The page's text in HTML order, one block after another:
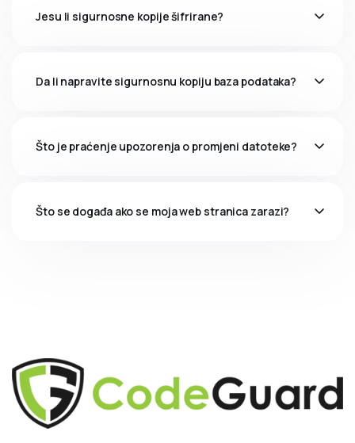
Jesu li sigurnosne kopije šifrirane?
Da li napravite sigurnosnu kopiju baza podataka?
Što je praćenje upozorenja o promjeni datoteke?
Što se događa ako se moja web stranica zarazi?